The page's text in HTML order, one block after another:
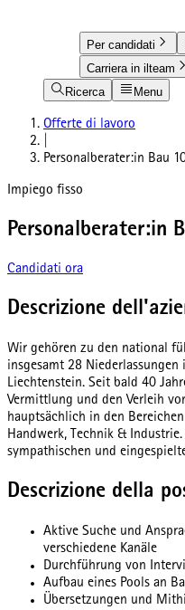
Per candidati
Carriera in ilteam
Ricerca
Menu
Offerte di lavoro
Personalberater:in Bau
Impiego fisso
Personalberater:in
Candidati ora
Descrizione
Wir gehören zu den national
insgesamt 28
Liechtenstein. Seit bald 40
Vermittlung und den Verleih
hauptsächlich in den
Handwerk, Technik &
sympathischen und
Descrizione della
Aktive Suche und
verschiedene Kanäle
Durchführung von
Aufbau eines Pools an
Übersetzungen und